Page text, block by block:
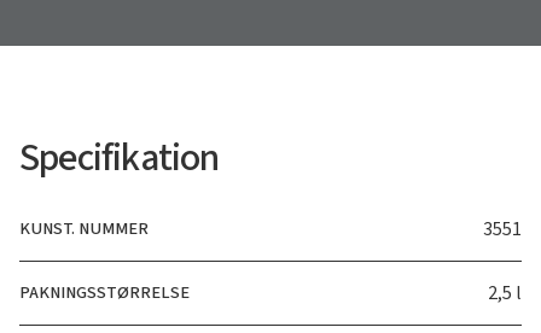
Specifikation
KUNST. NUMMER 3551
PAKNINGSSTØRRELSE 2,5 l